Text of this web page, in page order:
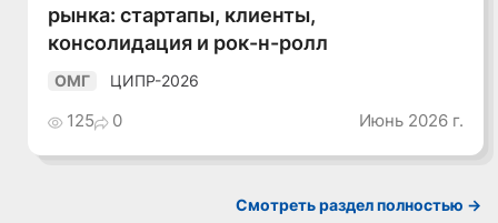
рынка: стартапы, клиенты,
консолидация и рок-н-ролл
ОМГ ЦИПР-2026
125 0 Июнь 2026 г.
Смотреть раздел полностью ->